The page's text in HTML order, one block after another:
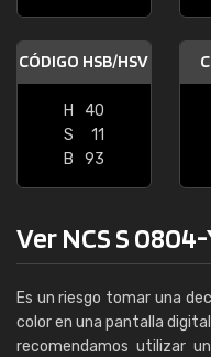
CÓDIGO HSB/HSV
H
40
S
11
B
93
Ver NCS S
Es un riesgo tomar una
color en una pantalla
recomendamos utilizar